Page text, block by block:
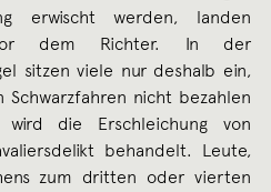
erwischt werden, landen
dem Richter. In der
sitzen viele nur deshalb ein,
nicht bezahlen
wird die Erschleichung von
behandelt. Leute,
zum dritten oder vierten